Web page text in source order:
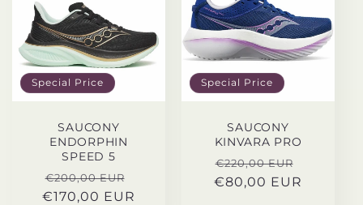
ó
nSpecial Price
SAUCONY
ENDORPHIN
SPEED 5
Precio
habitual
€200,00 EUR
Price
€170,00 EUR
Special Price
SAUCONY
KINVARA PRO
Precio
habitual
€220,00 EUR
€80,00 EUR